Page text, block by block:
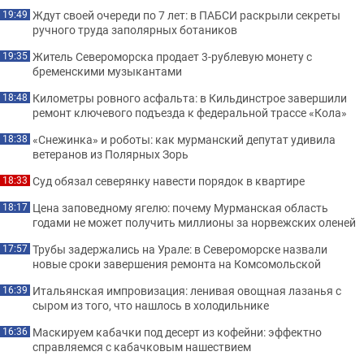
19:49 Ждут своей очереди по 7 лет: в ПАБСИ раскрыли секреты
ручного труда заполярных ботаников
19:35 Житель Североморска продает 3-рублевую монету с
бременскими музыкантами
18:48 Километры ровного асфальта: в Кильдинстрое завершили
ремонт ключевого подъезда к федеральной трассе «Кола»
18:38 «Снежинка» и роботы: как мурманский депутат удивила
ветеранов из Полярных Зорь
18:33 Суд обязал северянку навести порядок в квартире
18:17 Цена заповедному ягелю: почему Мурманская область
годами не может получить миллионы за норвежских оленей
17:57 Трубы задержались на Урале: в Североморске назвали
новые сроки завершения ремонта на Комсомольской
16:39 Итальянская импровизация: ленивая овощная лазанья с
сыром из того, что нашлось в холодильнике
16:36 Маскируем кабачки под десерт из кофейни: эффектно
справляемся с кабачковым нашествием